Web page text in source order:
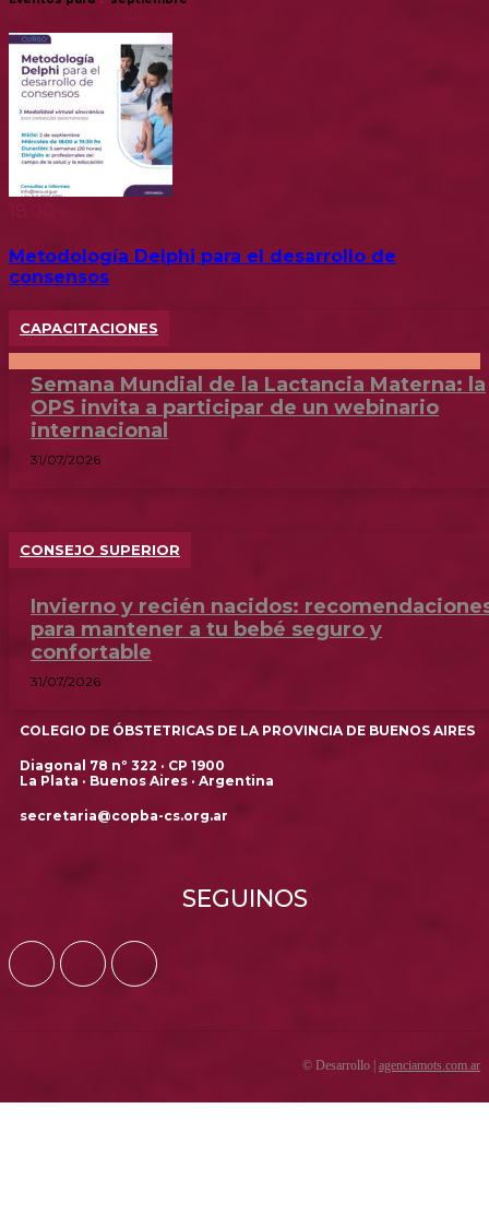
Metodología Delphi para el desarrollo de
consensos
CAPACITACIONES
Semana Mundial de la Lactancia Materna: la
OPS invita a participar de un webinario
internacional
31/07/2026
CONSEJO SUPERIOR
Invierno y recién nacidos:
para mantener a tu bebé seguro y
confortable
31/07/2026
COLEGIO DE ÓBSTETRICAS DE LA PROVINCIA DE BUENOS AIRES
Diagonal 78 nº 322 · CP 1900
La Plata · Buenos Aires · Argentina
secretaria@copba-cs.org.ar
SEGUINOS
© Desarrollo | agenciamots.com.ar